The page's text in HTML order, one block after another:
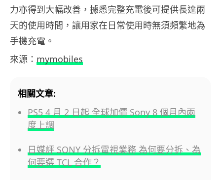
力亦得到大幅改善，據悉完整充電後可提供長達兩
天的使用時間，讓用家在日常使用時無須頻繁地為
手機充電。
來源： mymobiles
相關文章:
PS5 4 月 2 日起 全球加價 Sony 8 個月內兩
度上調
日媒評 SONY 分拆電視業務 為何要分拆、為
何要選 TCL 合作？